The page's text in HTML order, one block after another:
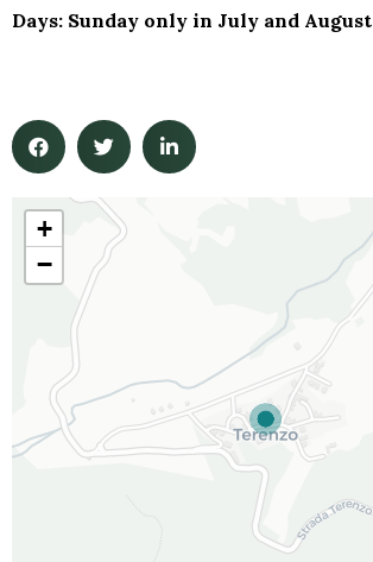
Days: Sunday only in July and August
+
−